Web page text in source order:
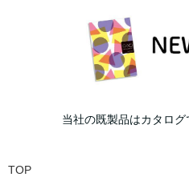
当社の既製品はカタログ
TOP